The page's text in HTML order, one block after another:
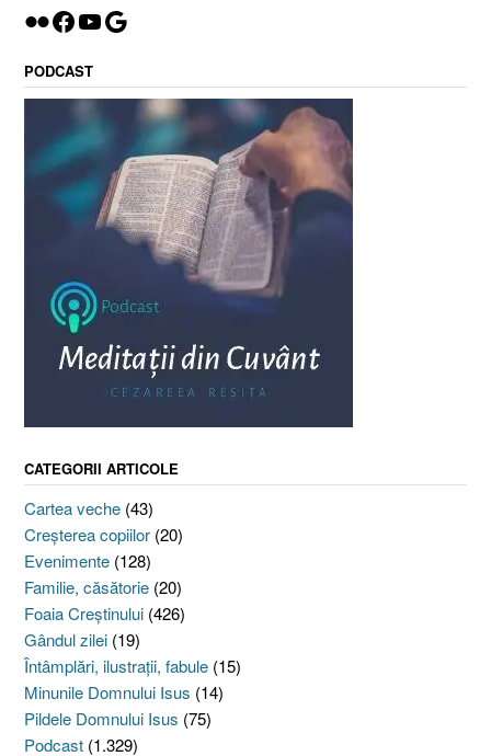
Flickr
Facebook
YouTube
Google
PODCAST
CATEGORII ARTICOLE
Cartea veche (43)
Creşterea copiilor (20)
Evenimente (128)
Familie, căsătorie (20)
Foaia Creştinului (426)
Gândul zilei (19)
Întâmplări, ilustraţii, fabule (15)
Minunile Domnului Isus (14)
Pildele Domnului Isus (75)
Podcast (1.329)